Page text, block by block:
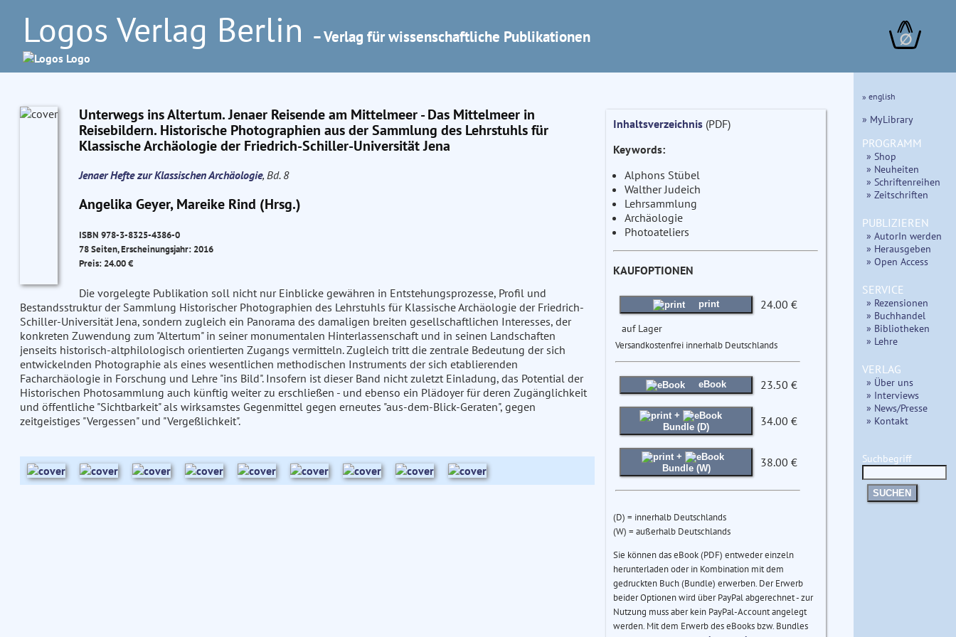
Logos Verlag Berlin – Verlag für wissenschaftliche Publikationen ∅
Unterwegs ins Altertum. Jenaer Reisende am Mittelmeer - Das Mittelmeer in
Reisebildern. Historische Photographien aus der Sammlung des Lehrstuhls für
Klassische Archäologie der Friedrich-Schiller-Universität Jena
Jenaer Hefte zur Klassischen Archäologie, Bd. 8
Angelika Geyer, Mareike Rind (Hrsg.)
ISBN 978-3-8325-4386-0
78 Seiten, Erscheinungsjahr: 2016
Preis: 24.00 €
Die vorgelegte Publikation soll nicht nur Einblicke gewähren in Entstehungsprozesse, Profil und
Bestandsstruktur der Sammlung Historischer Photographien des Lehrstuhls für Klassische Archäologie der Friedrich-
Schiller-Universität Jena, sondern zugleich ein Panorama des damaligen breiten gesellschaftlichen Interesses, der
konkreten Zuwendung zum "Altertum" in seiner monumentalen Hinterlassenschaft und in seinen Landschaften
jenseits historisch-altphilologisch orientierten Zugangs vermitteln. Zugleich tritt die zentrale Bedeutung der sich
entwickelnden Photographie als eines wesentlichen methodischen Instruments der sich etablierenden
Facharchäologie in Forschung und Lehre "ins Bild". Insofern ist dieser Band nicht zuletzt Einladung, das Potential der
Historischen Photosammlung auch künftig weiter zu erschließen - und ebenso ein Plädoyer für deren Zugänglichkeit
und öffentliche "Sichtbarkeit" als wirksamstes Gegenmittel gegen erneutes "aus-dem-Blick-Geraten", gegen
zeitgeistiges "Vergessen" und "Vergeßlichkeit".
Inhaltsverzeichnis(PDF)
Keywords:
Alphons Stübel
Walther Judeich
Lehrsammlung
Archäologie
Photoateliers
KAUFOPTIONEN
print 24.00 €
auf Lager
Versandkostenfrei innerhalb Deutschlands
eBook 23.50 €
+
Bundle (D)
34.00 €
+
Bundle (W)
38.00 €
(D) = innerhalb Deutschlands
(W) = außerhalb Deutschlands
Sie können das eBook (PDF) entweder einzeln
herunterladen oder in Kombination mit dem
gedruckten Buch (Bundle) erwerben. Der Erwerb
beider Optionen wird über PayPal abgerechnet - zur
Nutzung muss aber kein PayPal-Account angelegt
werden. Mit dem Erwerb des eBooks bzw. Bundles
» english
» MyLibrary
PROGRAMM
» Shop
» Neuheiten
» Schriftenreihen
» Zeitschriften
PUBLIZIEREN
» AutorIn werden
» Herausgeben
» Open Access
SERVICE
» Rezensionen
» Buchhandel
» Bibliotheken
» Lehre
VERLAG
» Über uns
» Interviews
» News/Presse
» Kontakt
Suchbegriff
SUCHEN